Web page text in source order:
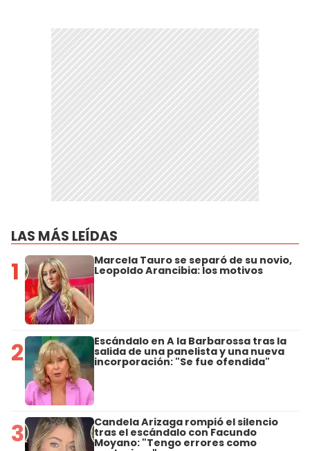
LAS MÁS LEÍDAS
1 Marcela Tauro se separó de su novio,
Leopoldo Arancibia: los motivos
2 Escándalo en A la Barbarossa tras la
salida de una panelista y una nueva
incorporación: "Se fue ofendida"
3 Candela Arizaga rompió el silencio
tras el escándalo con Facundo
Moyano: "Tengo errores como